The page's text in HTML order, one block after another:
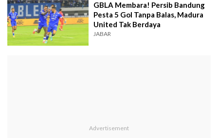
GBLA Membara! Persib Bandung
Pesta 5 Gol Tanpa Balas, Madura
United Tak Berdaya
JABAR